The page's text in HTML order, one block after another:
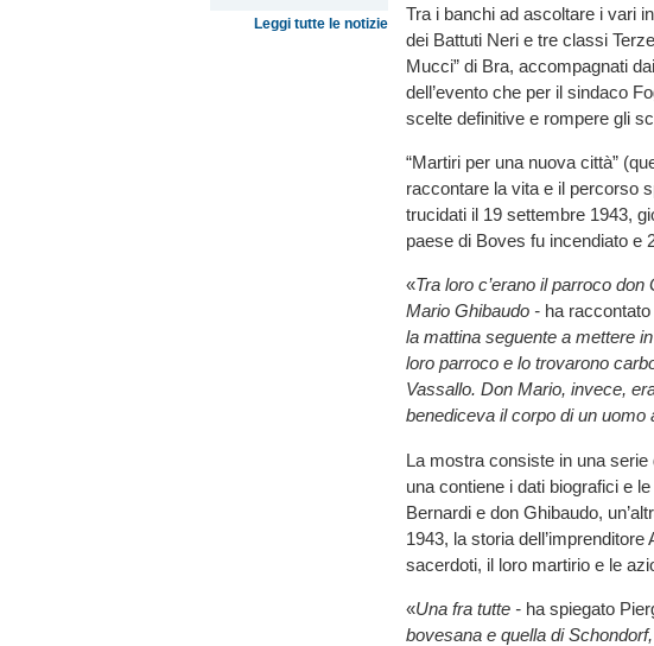
Leggi tutte le notizie
Tra i banchi ad ascoltare i vari
dei Battuti Neri e tre classi
Mucci” di Bra, accompagnati
dell’evento che per il sindaco
scelte definitive e rompere gli
“Martiri per una nuova città”
raccontare la vita e il percorso
trucidati il 19 settembre 1943,
paese di Boves fu incendiato e
«Tra loro c’erano il parroco
Mario Ghibaudo - ha
la mattina seguente a mettere
loro parroco e lo trovarono
Vassallo. Don Mario, invece,
benediceva il corpo di un
La mostra consiste in una
una contiene i dati biografici e
Bernardi e don Ghibaudo,
1943, la storia
sacerdoti, il loro martirio e le
«Una fra tutte - ha spiegato
bovesana e quella di